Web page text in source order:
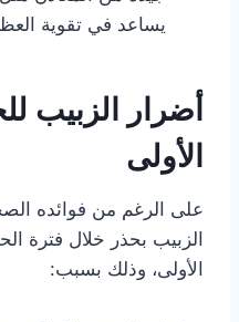
يساعد في تقوية
أضرار الزبيب
الأولى
على الرغم من فوائده
الزبيب بحذر خلال فترة
الأولى، وذلك بسبب: